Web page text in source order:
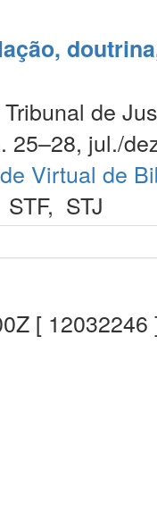
de
25–28, jul./
Virtual de
STF, STJ
[ 12032246